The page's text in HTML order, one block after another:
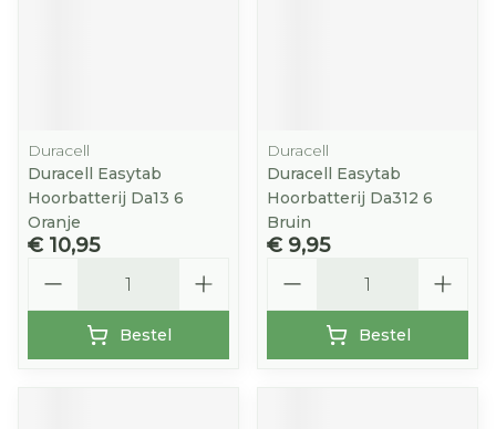
Duracell
Duracell Easytab
Hoorbatterij Da13 6
Oranje
€ 10,95
Bestel
Duracell
Duracell Easytab
Hoorbatterij Da312 6
Bruin
€ 9,95
Bestel